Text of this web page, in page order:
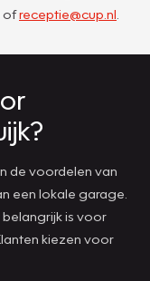
ofreceptie@cup.nl
de voordelen van
een lokale garage.
is voor
kiezen voor